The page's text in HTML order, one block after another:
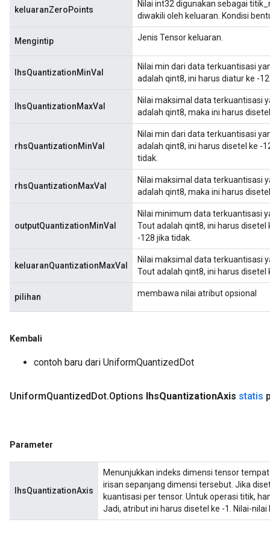
keluaranZeroPoints
Nilai int32 digunakan sebagai
diwakili oleh keluaran. Kondisi
Mengintip Jenis Tensor keluaran.
lhsQuantizationMinVal
Nilai min dari data terkuantisasi
adalah qint8, ini harus diatur ke -
lhsQuantizationMaxVal
Nilai maksimal data terkuantisasi
adalah qint8, maka ini harus
rhsQuantizationMinVal
Nilai min dari data terkuantisasi
adalah qint8, ini harus disetel ke -
tidak.
rhsQuantizationMaxVal
Nilai maksimal data terkuantisasi
adalah qint8, maka ini harus
outputQuantizationMinVal
Nilai minimum data terkuantisasi
Tout adalah qint8, ini harus
-128 jika tidak.
keluaranQuantizationMaxVal
Nilai maksimal data terkuantisasi
Tout adalah qint8, ini harus disetel
pilihan membawa nilai atribut opsional
Kembali
contoh baru dari UniformQuantizedDot
UniformQuantizedDot.Options lhsQuantizationAxis statis
Parameter
lhsQuantizationAxis
Menunjukkan indeks dimensi tensor
irisan sepanjang dimensi tersebut. Jika
kuantisasi per tensor. Untuk operasi titik,
Jadi, atribut ini harus disetel ke -1. Nilai-nilai